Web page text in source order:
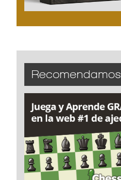
Recomendamos